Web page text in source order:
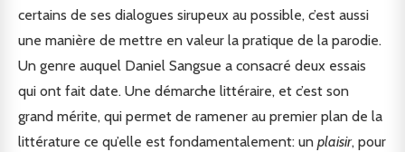
certains de ses dialogues sirupeux au possible, c’est aussi
une manière de mettre en valeur la pratique de la parodie.
Un genre auquel Daniel Sangsue a consacré deux essais
qui ont fait date. Une démarche littéraire, et c’est son
grand mérite, qui permet de ramener au premier plan de la
littérature ce qu’elle est fondamentalement: un plaisir, pour